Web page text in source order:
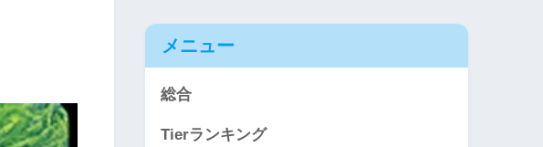
メニュー
総合
Tierランキング